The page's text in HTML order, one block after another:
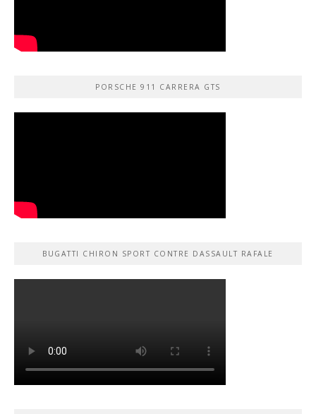
PORSCHE 911 CARRERA GTS
BUGATTI CHIRON SPORT CONTRE DASSAULT RAFALE